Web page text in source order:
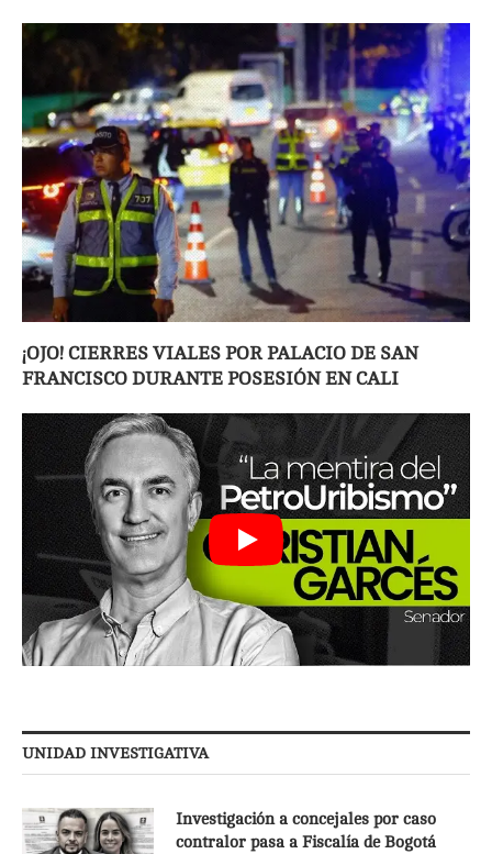
¡OJO! CIERRES VIALES POR PALACIO DE SAN
FRANCISCO DURANTE POSESIÓN EN CALI
UNIDAD INVESTIGATIVA
Investigación a concejales por caso
contralor pasa a Fiscalía de Bogotá